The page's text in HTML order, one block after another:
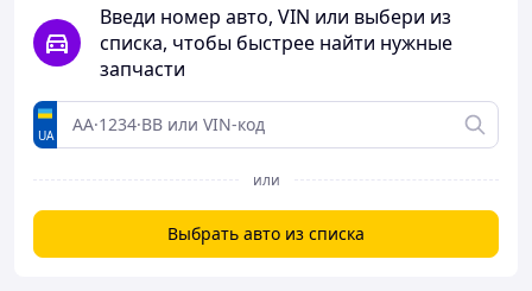
Введи номер авто, VIN или выбери из
списка, чтобы быстрее найти нужные
запчасти
UA
или
Выбрать авто из списка